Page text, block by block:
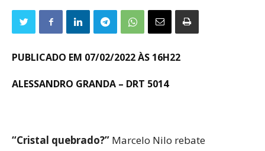
PUBLICADO EM 07/02/2022 ÀS 16H22
ALESSANDRO GRANDA – DRT 5014
“Cristal quebrado?” Marcelo Nilo rebate